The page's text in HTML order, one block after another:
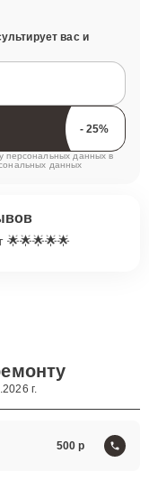
вас и
персональных данных в
данных
🌟🌟🌟🌟🌟
г.
500